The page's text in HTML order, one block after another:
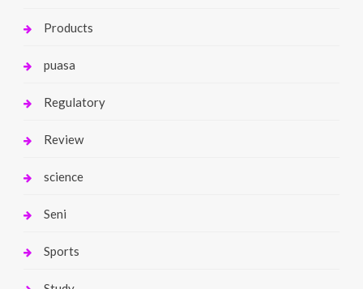
Products
puasa
Regulatory
Review
science
Seni
Sports